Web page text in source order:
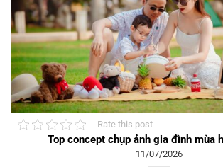
Rate this post
Top concept chụp ảnh gia đình mùa
11/07/2026